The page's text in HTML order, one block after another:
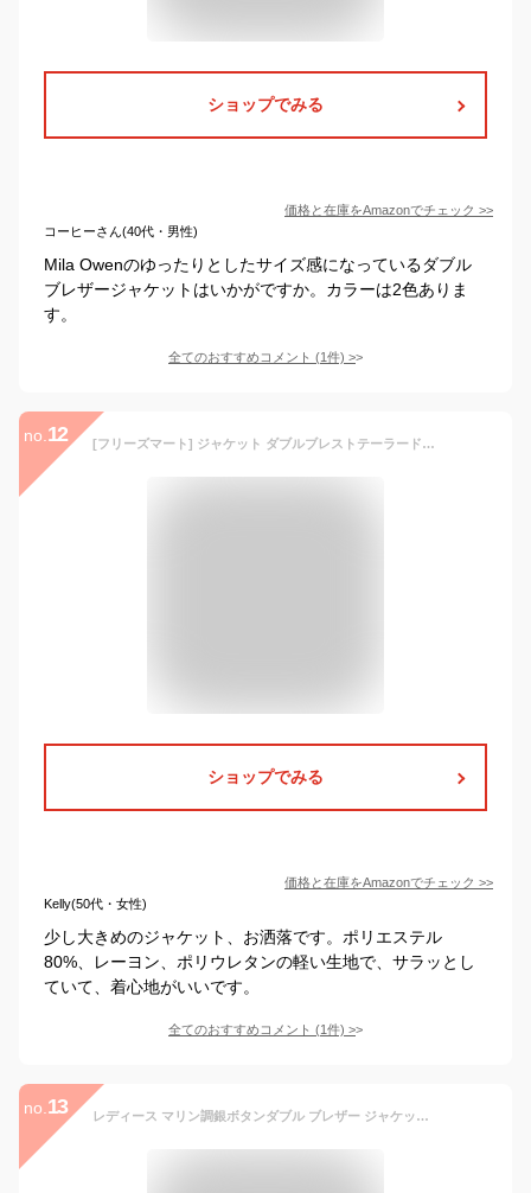
ショップでみる
価格と在庫をAmazonでチェック >>
コーヒーさん(40代・男性)
Mila Owenのゆったりとしたサイズ感になっているダブル
ブレザージャケットはいかがですか。カラーは2色ありま
す。
全てのおすすめコメント (1件) >
no. 12 [フリーズマート] ジャケット ダブルブレストテーラードジャケット レディース 131-2250007 ブラック S
ショップでみる
価格と在庫をAmazonでチェック >>
Kelly(50代・女性)
少し大きめのジャケット、お洒落です。ポリエステル
80%、レーヨン、ポリウレタンの軽い生地で、サラッとし
ていて、着心地がいいです。
全てのおすすめコメント (1件) >
no. 13 レディース マリン調銀ボタンダブル ブレザー ジャケット Le temps riche グレー/ネイビー S/M/L ニッセン nissen